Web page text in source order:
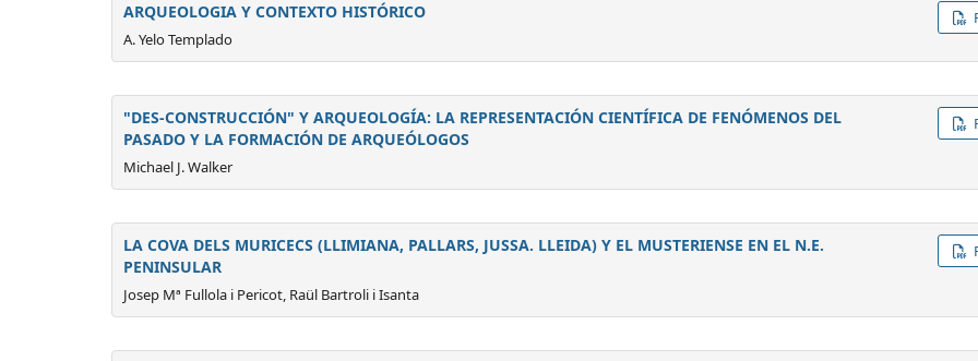
ARQUEOLOGIA Y CONTEXTO HISTÓRICO
A. Yelo Templado
"DES-CONSTRUCCIÓN" Y ARQUEOLOGÍA: LA REPRESENTACIÓN CIENTÍFICA DE FENÓMENOS DEL
PASADO Y LA FORMACIÓN DE ARQUEÓLOGOS
Michael J. Walker
LA COVA DELS MURICECS (LLIMIANA, PALLARS, JUSSA. LLEIDA) Y EL MUSTERIENSE EN EL N.E.
PENINSULAR
Josep Mª Fullola i Pericot, Raül Bartroli i Isanta